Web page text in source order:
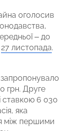
оголосив
– до
27 листопада.
грн. Друге
ставкою 6 030
яка
між першими